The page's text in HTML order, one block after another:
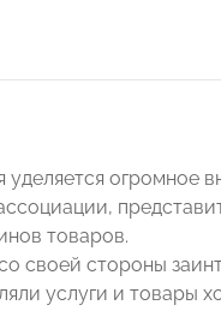
огромное
товаров.
своей стороны
услуги и товары